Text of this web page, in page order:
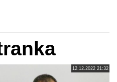
12.12.2022 21:32